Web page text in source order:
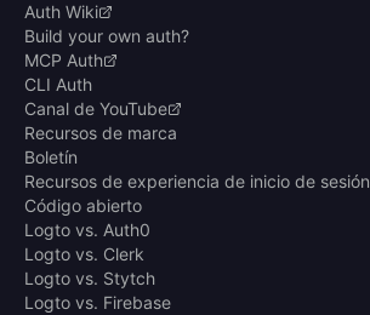
Auth Wiki
Build your own auth?
MCP Auth
CLI Auth
Canal de YouTube
Recursos de marca
Boletín
Recursos de experiencia de inicio de sesión
Código abierto
Logto vs. Auth0
Logto vs. Clerk
Logto vs. Stytch
Logto vs. Firebase